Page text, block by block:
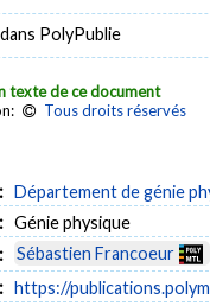
PolyPublie
texte de ce document
Tous droits réservés
Département de génie
Génie physique
Sébastien Francoeur
https://